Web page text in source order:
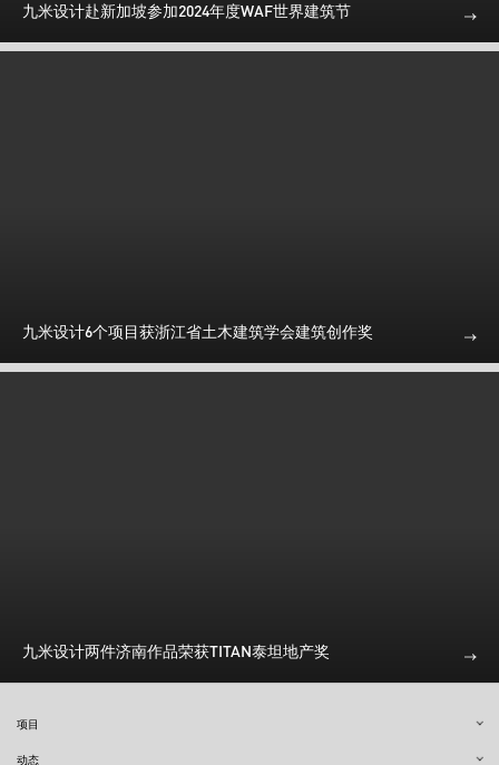
九米设计赴新加坡参加2024年度WAF世界建筑节
九米设计6个项目获浙江省土木建筑学会建筑创作奖
九米设计两件济南作品荣获TITAN泰坦地产奖
项目
动态